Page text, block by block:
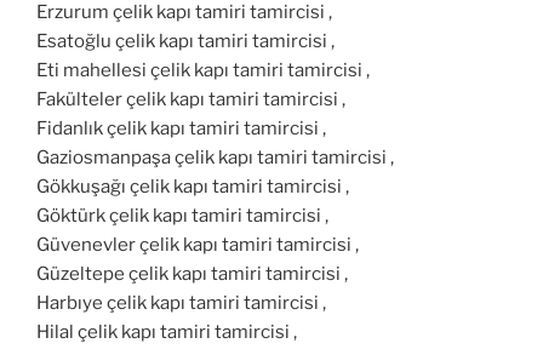
Erzurum çelik kapı tamiri tamircisi ,
Esatoğlu çelik kapı tamiri tamircisi ,
Eti mahellesi çelik kapı tamiri tamircisi ,
Fakülteler çelik kapı tamiri tamircisi ,
Fidanlık çelik kapı tamiri tamircisi ,
Gaziosmanpaşa çelik kapı tamiri tamircisi ,
Gökkuşağı çelik kapı tamiri tamircisi ,
Göktürk çelik kapı tamiri tamircisi ,
Güvenevler çelik kapı tamiri tamircisi ,
Güzeltepe çelik kapı tamiri tamircisi ,
Harbıye çelik kapı tamiri tamircisi ,
Hilal çelik kapı tamiri tamircisi ,